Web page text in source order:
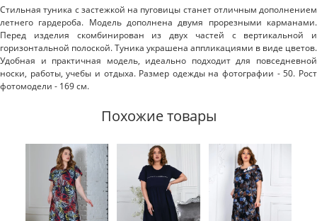
Стильная туника с застежкой на пуговицы станет отличным дополнением
летнего гардероба. Модель дополнена двумя прорезными карманами.
Перед изделия скомбинирован из двух частей с вертикальной и
горизонтальной полоской. Туника украшена аппликациями в виде цветов.
Удобная и практичная модель, идеально подходит для повседневной
носки, работы, учебы и отдыха. Размер одежды на фотографии - 50. Рост
фотомодели - 169 см.
Похожие товары